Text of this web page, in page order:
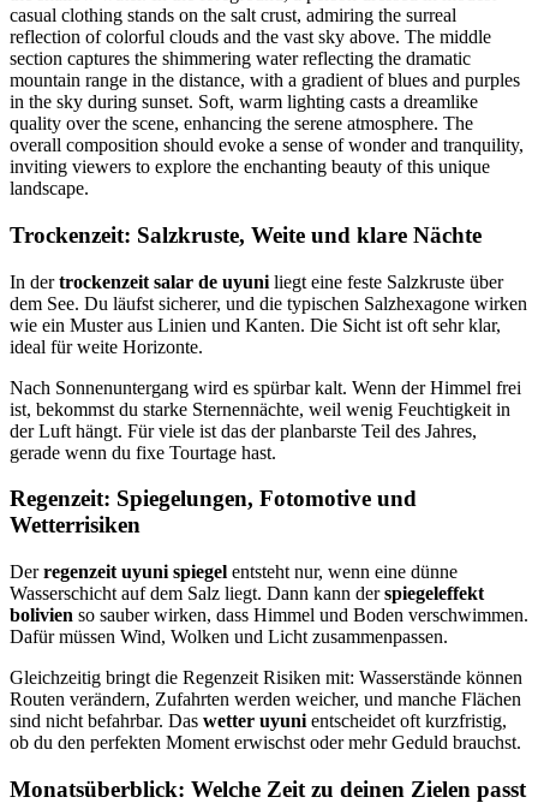
Trockenzeit: Salzkruste, Weite und klare Nächte
In dertrockenzeit salar de uyuni liegt eine feste Salzkruste über
dem See. Du läufst sicherer, und die typischen Salzhexagone wirken
wie ein Muster aus Linien und Kanten. Die Sicht ist oft sehr klar,
ideal für weite Horizonte.
Nach Sonnenuntergang wird es spürbar kalt. Wenn der Himmel frei
ist, bekommst du starke Sternennächte, weil wenig Feuchtigkeit in
der Luft hängt. Für viele ist das der planbarste Teil des Jahres,
gerade wenn du fixe Tourtage hast.
Regenzeit: Spiegelungen, Fotomotive und
Wetterrisiken
Derregenzeit uyuni spiegel entsteht nur, wenn eine dünne
Wasserschicht auf dem Salz liegt. Dann kann derspiegeleffekt
bolivien so sauber wirken, dass Himmel und Boden verschwimmen.
Dafür müssen Wind, Wolken und Licht zusammenpassen.
Gleichzeitig bringt die Regenzeit Risiken mit: Wasserstände können
Routen verändern, Zufahrten werden weicher, und manche Flächen
sind nicht befahrbar. Das wetter uyuni entscheidet oft kurzfristig,
ob du den perfekten Moment erwischst oder mehr Geduld brauchst.
Monatsüberblick: Welche Zeit zu deinen Zielen passt